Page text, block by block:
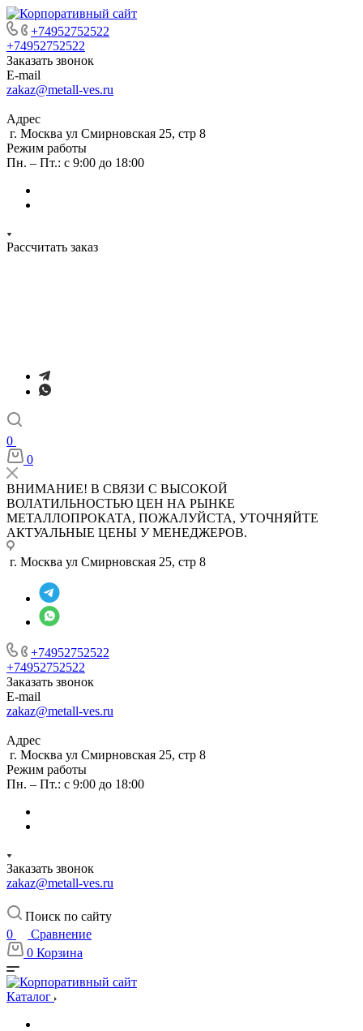
+74952752522
+74952752522
Заказать звонок
E-mail
zakaz@metall-ves.ru
Адрес
г. Москва ул Смирновская 25, стр 8
Режим работы
Пн. – Пт.: с 9:00 до 18:00
Рассчитать заказ
0
0
ВНИМАНИЕ! В СВЯЗИ С ВЫСОКОЙ
ВОЛАТИЛЬНОСТЬЮ ЦЕН НА РЫНКЕ
МЕТАЛЛОПРОКАТА, ПОЖАЛУЙСТА, УТОЧНЯЙТЕ
АКТУАЛЬНЫЕ ЦЕНЫ У МЕНЕДЖЕРОВ.
г. Москва ул Смирновская 25, стр 8
+74952752522
+74952752522
Заказать звонок
E-mail
zakaz@metall-ves.ru
Адрес
г. Москва ул Смирновская 25, стр 8
Режим работы
Пн. – Пт.: с 9:00 до 18:00
Заказать звонок
zakaz@metall-ves.ru
Поиск по сайту
0
Сравнение
0 Корзина
Каталог